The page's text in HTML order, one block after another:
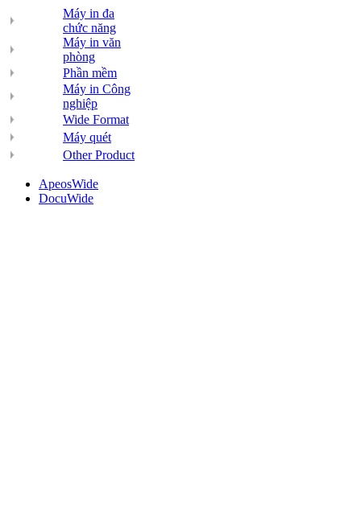
Máy in đa
chức năng
Máy in văn
phòng
Phần mềm
Máy in Công
nghiệp
Wide Format
Máy quét
Other Product
ApeosWide
DocuWide